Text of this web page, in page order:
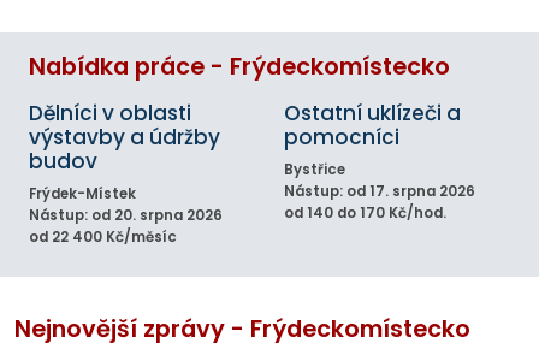
Nabídka práce - Frýdeckomístecko
Dělníci v oblasti
výstavby a údržby
budov
Frýdek-Místek
Nástup: od 20. srpna 2026
od 22 400 Kč/měsíc
Ostatní uklízeči a
pomocníci
Bystřice
Nástup: od 17. srpna 2026
od 140 do 170 Kč/hod.
Nejnovější zprávy - Frýdeckomístecko